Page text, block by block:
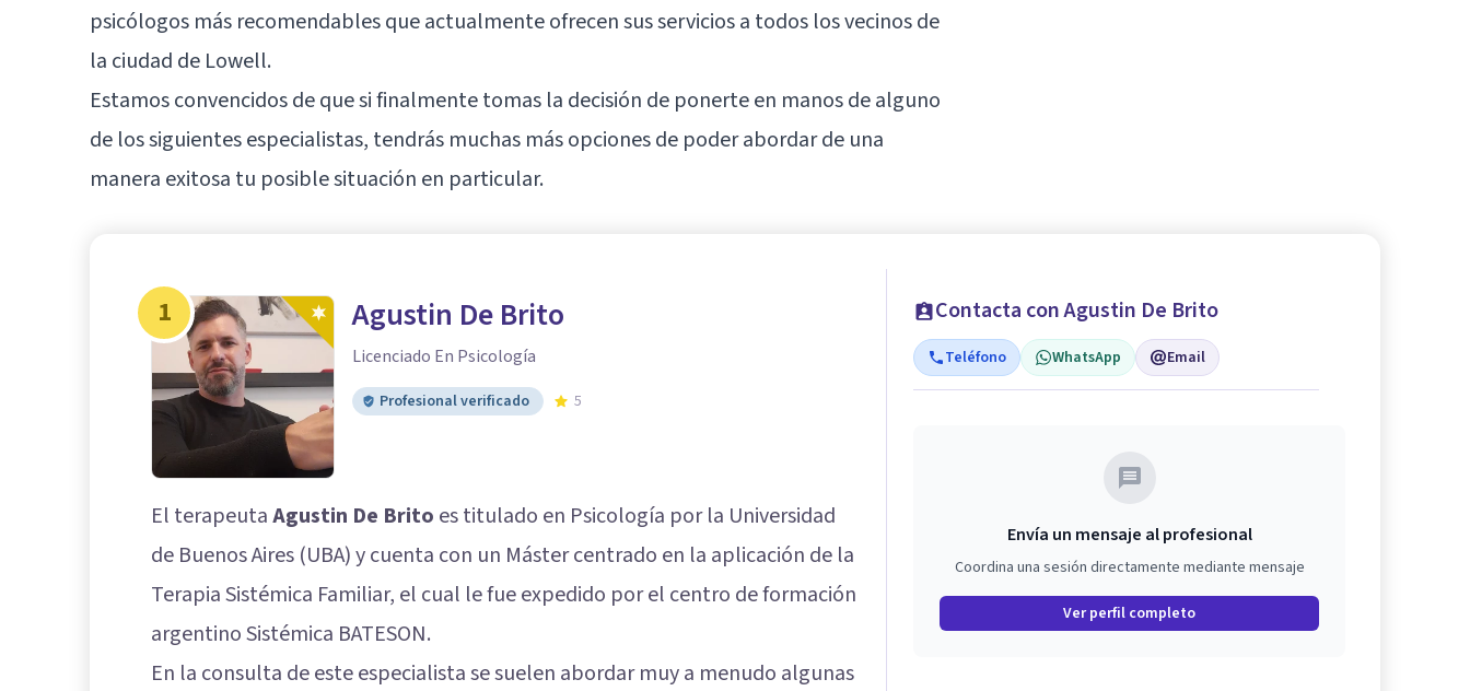
psicólogos más recomendables que actualmente ofrecen sus servicios a todos los vecinos de
la ciudad de Lowell.
Estamos convencidos de que si finalmente tomas la decisión de ponerte en manos de alguno
de los siguientes especialistas, tendrás muchas más opciones de poder abordar de una
manera exitosa tu posible situación en particular.
1 Agustin De Brito
Licenciado En Psicología
Profesional verificado 5
El terapeutaAgustin De Brito es titulado en Psicología por la Universidad
de Buenos Aires (UBA) y cuenta con un Máster centrado en la aplicación de la
Terapia Sistémica Familiar, el cual le fue expedido por el centro de formación
argentino Sistémica BATESON.
En la consulta de este especialista se suelen abordar muy a menudo algunas
Contacta con Agustin De Brito
Teléfono WhatsApp Email
Envía un mensaje al profesional
Coordina una sesión directamente mediante mensaje
Ver perfil completo